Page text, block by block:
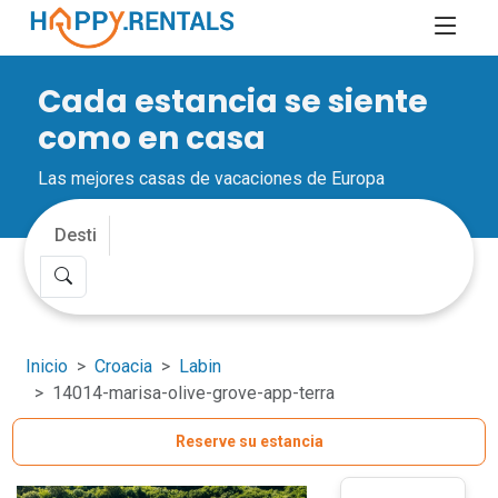
Cada estancia se siente
como en casa
Las mejores casas de vacaciones de Europa
Inicio Croacia
Labin
14014-marisa-olive-grove-app-terra
Reserve su estancia